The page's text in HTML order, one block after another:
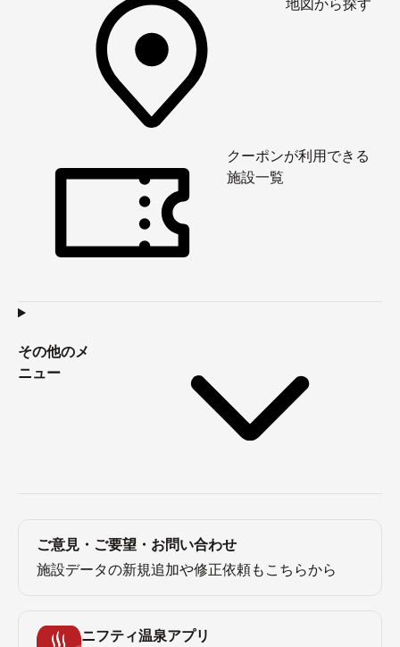
地図から探す
クーポンが利用できる
施設一覧
その他のメ
ニュー
ご意見・ご要望・お問い合わせ
施設データの新規追加や修正依頼もこちらから
ニフティ温泉アプリ